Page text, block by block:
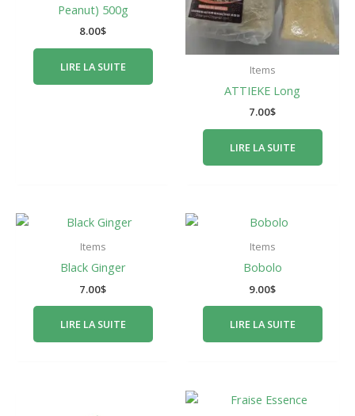
Peanut) 500g
8.00$
LIRE LA SUITE Items
ATTIEKE Long
7.00$
LIRE LA SUITE
Items
Black Ginger
7.00$
LIRE LA SUITE
Items
Bobolo
9.00$
LIRE LA SUITE